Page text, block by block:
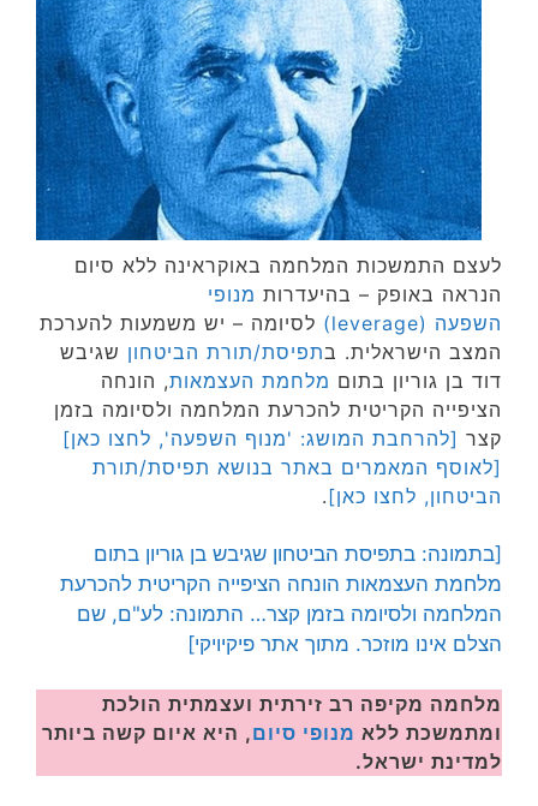
לעצם התמשכות המלחמה באוקראינה ללא סיום
הנראה באופק – בהיעדרות מנופי
השפעה (leverage)
לסיומה – יש משמעות להערכת
המצב הישראלית. בתפיסת/תורת הביטחון שגיבש
דוד בן גוריון בתום מלחמת העצמאות, הונחה
הציפייה הקריטית להכרעת המלחמה ולסיומה בזמן
קצר [להרחבת המושג: 'מנוף השפעה', לחצו כאן]
[לאוסף המאמרים באתר בנושא תפיסת/תורת
הביטחון, לחצו כאן].
[בתמונה: בתפיסת הביטחון שגיבש בן גוריון בתום
מלחמת העצמאות הונחה הציפייה הקריטית להכרעת
המלחמה ולסיומה בזמן קצר… התמונה: לע"ם, שם
הצלם אינו מוזכר. מתוך אתר פיקיויקי]
מלחמה מקיפה רב זירתית ועצמתית הולכת
ומתמשכת ללא מנופי סיום, היא איום קשה ביותר
למדינת ישראל.